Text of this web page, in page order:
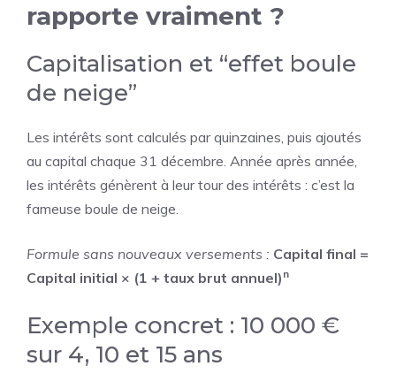
rapporte vraiment ?
Capitalisation et “effet boule
de neige”
Les intérêts sont calculés par quinzaines, puis ajoutés
au capital chaque 31 décembre. Année après année,
les intérêts génèrent à leur tour des intérêts : c’est la
fameuse boule de neige.
Formule sans nouveaux versements : Capital final =
Capital initial × (1 + taux brut annuel) n
Exemple concret : 10 000 €
sur 4, 10 et 15 ans